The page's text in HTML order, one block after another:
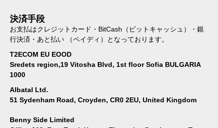
決済手段
お支払はクレジットカード・BitCash（ビットキャッシュ）・銀
行決済・あと払い （ペイディ）となっております。
T2ECOM EU EOOD
Sredets region,19 Vitosha Blvd, 1st floor Sofia BULGARIA
1000
Albatal Ltd.
51 Sydenham Road, Croyden, CR0 2EU, United Kingdom
Benny Side Limited